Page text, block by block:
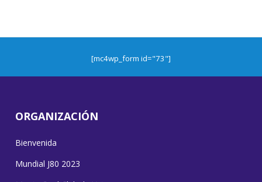
[mc4wp_form id="73"]
ORGANIZACIÓN
Bienvenida
Mundial J80 2023